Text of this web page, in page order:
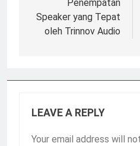
Penempatan
Speaker yang Tepat
oleh Trinnov Audio
LEAVE A REPLY
Your email address will